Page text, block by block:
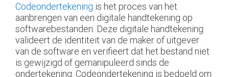
Codeondertekening is het proces van het
aanbrengen van een digitale handtekening op
softwarebestanden. Deze digitale handtekening
valideert de identiteit van de maker of uitgever
van de software en verifieert dat het bestand niet
is gewijzigd of gemanipuleerd sinds de
ondertekening. Codeondertekening is bedoeld om